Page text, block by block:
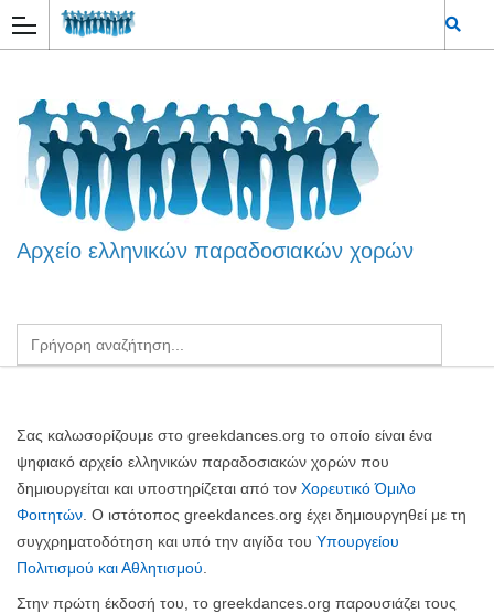
Αρχείο ελληνικών παραδοσιακών χορών
Σας καλωσορίζουμε στο greekdances.org το οποίο είναι ένα
ψηφιακό αρχείο ελληνικών παραδοσιακών χορών που
δημιουργείται και υποστηρίζεται από τον Χορευτικό Όμιλο
Φοιτητών . Ο ιστότοπος greekdances.org έχει δημιουργηθεί με τη
συγχρηματοδότηση και υπό την αιγίδα του Υπουργείου
Πολιτισμού και Αθλητισμού
Στην πρώτη έκδοσή του, το greekdances.org παρουσιάζει τους